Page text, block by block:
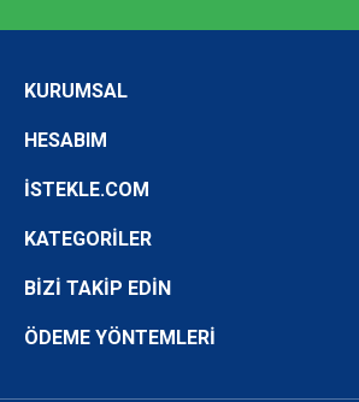
KURUMSAL
HESABIM
İSTEKLE.COM
KATEGORİLER
BİZİ TAKİP EDİN
ÖDEME YÖNTEMLERİ